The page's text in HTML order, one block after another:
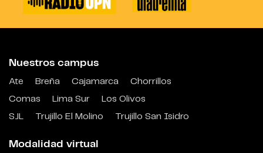
Nuestros campus
Ate Breña Cajamarca
Chorrillos
Comas
Lima Sur
Los Olivos
SJL
Trujillo El Molino Trujillo San Isidro
Modalidad virtual